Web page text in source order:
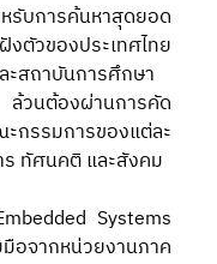
รับการค้นหาสุดยอด
ตัวของประเทศไทย
ะสถาบันการศึกษา
วนต้องผ่านการคัด
กรรมการของแต่ละ
ทัศนคติ และสังคม
Systems
อจากหน่วยงานภาค